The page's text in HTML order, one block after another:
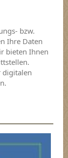
bzw.
Ihre Daten
bieten Ihnen
digitalen